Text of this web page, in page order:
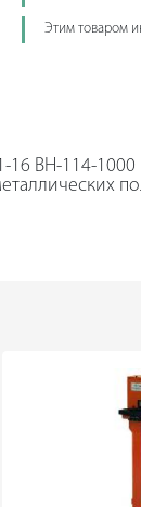
Этим товаром
16 ВН-114-1000
10 мм.
составляет